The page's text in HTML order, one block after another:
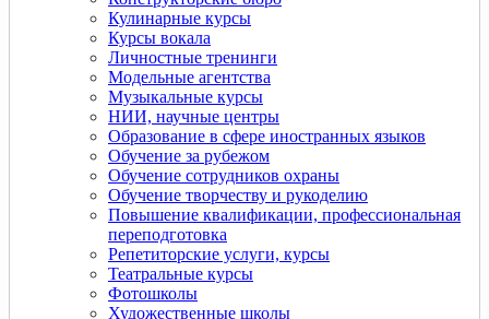
Кулинарные курсы
Курсы вокала
Личностные тренинги
Модельные агентства
Музыкальные курсы
НИИ, научные центры
Образование в сфере иностранных языков
Обучение за рубежом
Обучение сотрудников охраны
Обучение творчеству и рукоделию
Повышение квалификации, профессиональная
переподготовка
Репетиторские услуги, курсы
Театральные курсы
Фотошколы
Художественные школы